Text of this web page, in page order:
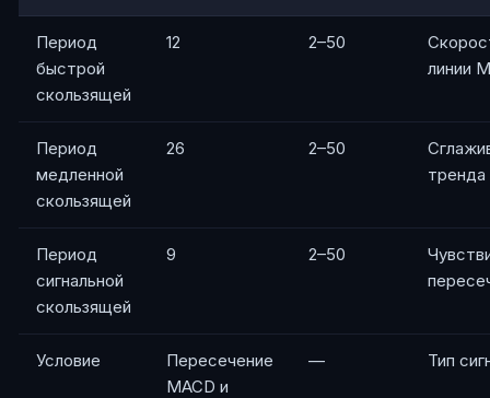
Период
быстрой
скользящей
12 2–50
линии
Период
медленной
скользящей
26 2–50
тренда
Период
сигнальной
скользящей
9 2–50
Условие
Пересечение
MACD и
— Тип